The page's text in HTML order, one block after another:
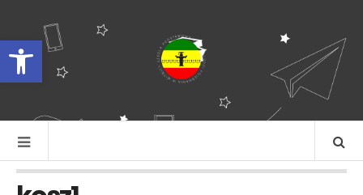
Otwórz pasek narzędzi